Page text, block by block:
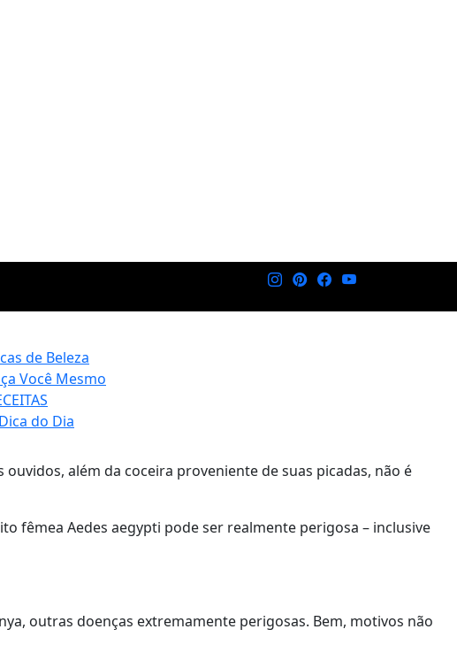
de Beleza
Você Mesmo
do Dia
além da coceira proveniente de suas picadas, não é
fêmea Aedes aegypti pode ser realmente perigosa – inclusive
outras doenças extremamente perigosas. Bem, motivos não